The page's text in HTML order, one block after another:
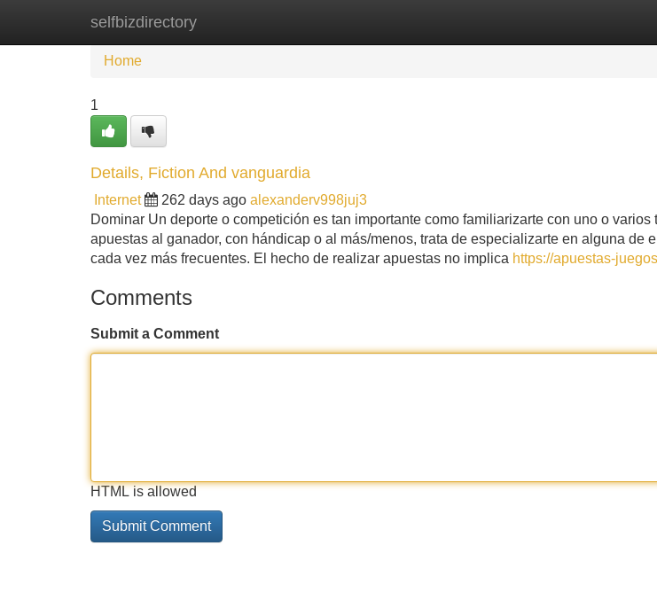
selfbizdirectory
Home New Site Listings
Home
1
Details, Fiction And vanguardia
Internet 262 days ago alexanderv998juj3
Dominar Un deporte o competición es tan importante como familiarizarte con uno o varios
apuestas al ganador, con hándicap o al más/menos, trata de especializarte en alguna de
cada vez más frecuentes. El hecho de realizar apuestas no implica https://apuestas-
Comments
Submit a Comment
HTML is allowed